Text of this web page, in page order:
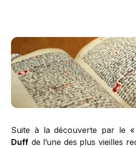
Suite à la découverte par le «
Duff de l’une des plus vieilles